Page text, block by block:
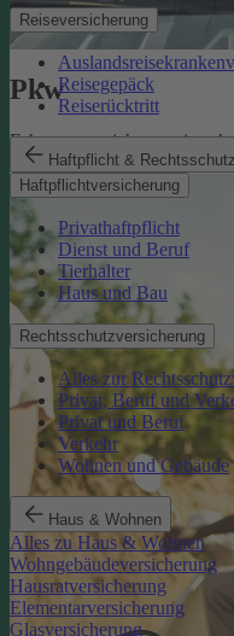
Reiseversicherung
Reisegepäck
Reiserücktritt
Haftpflicht & Rechtsschutz
Haftpflichtversicherung
Privathaftpflicht
Dienst und Beruf
Tierhalter
Haus und Bau
Rechtsschutzversicherung
Alles zur
Privat, Beruf und
Privat und Beruf
Verkehr
Wohnen und Gebäude
Haus & Wohnen
Alles zu Haus & Wohnen
Wohngebäudeversicherung
Hausratversicherung
Elementarversicherung
Glasversicherung
Pkw
Fahrzeugversicherung in
Pkw-Versicherung